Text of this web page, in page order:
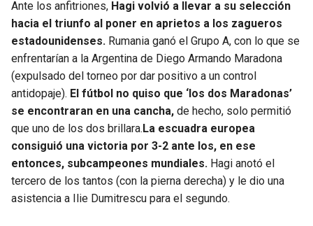
Ante los anfitriones, Hagi volvió a llevar a su selección
hacia el triunfo al poner en aprietos a los zagueros
estadounidenses. Rumania ganó el Grupo A, con lo que se
enfrentarían a la Argentina de Diego Armando Maradona
(expulsado del torneo por dar positivo a un control
antidopaje). El fútbol no quiso que ‘los dos Maradonas’
se encontraran en una cancha, de hecho, solo permitió
que uno de los dos brillara. La escuadra europea
consiguió una victoria por 3-2 ante los, en ese
entonces, subcampeones mundiales. Hagi anotó el
tercero de los tantos (con la pierna derecha) y le dio una
asistencia a Ilie Dumitrescu para el segundo.